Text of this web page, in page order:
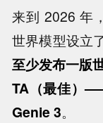
来到 2026 年
世界模型设立
至少发布一版
TA（最佳）
Genie 3。